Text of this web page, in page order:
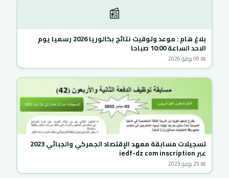
📰
بلاغ هام : موعد وتوقيت نتائج بكالوريا 2026 رسميا يوم
الاحد الساعة 10:00 صباحا
📅 08 يوليو 2026
تسجيلات مسابقة معهد الإقتصاد الجمركي والجبائي 2023
عبر iedf-dz com inscription
📅 29 يونيو 2023